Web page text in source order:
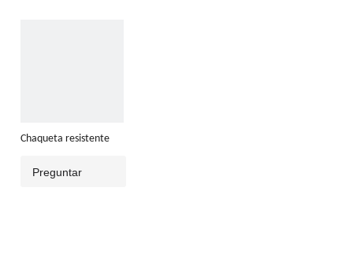
Chaqueta resistente
Preguntar